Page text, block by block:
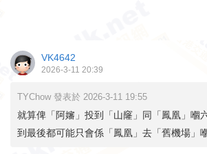
VK4642
2026-3-11 20:39
TYChow 發表於 2026-3-11 19:55
就算俾「阿嬸」投到「山窿」同「鳳凰」嗰
到最後都可能只會係「鳳凰」去「舊機場」